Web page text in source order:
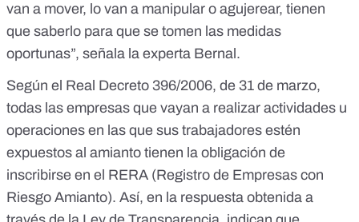
van a mover, lo van a manipular o agujerear, tienen
que saberlo para que se tomen las medidas
oportunas”, señala la experta Bernal.
Según el Real Decreto 396/2006, de 31 de marzo,
todas las empresas que vayan a realizar actividades u
operaciones en las que sus trabajadores estén
expuestos al amianto tienen la obligación de
inscribirse en el RERA (Registro de Empresas con
Riesgo Amianto). Así, en la respuesta obtenida a